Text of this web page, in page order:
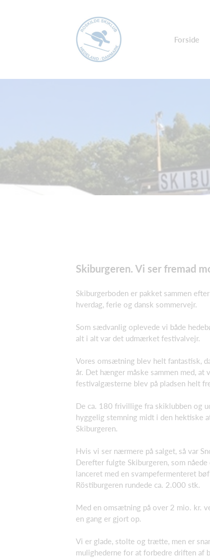
Forside
Skiburgeren. Vi ser fremad
Skiburgerboden er pakket sammen
hverdag, ferie og dansk sommervejr.
Som sædvanlig oplevede vi både
alt i alt var det udmærket festivalvejr.
Vores omsætning blev helt fantastisk,
år. Det hænger måske sammen med,
festivalgæsterne blev på pladsen helt
De ca. 180 frivillige fra skiklubben og
hyggelig stemning midt i den hektiske
Skiburgeren.
Hvis vi ser nærmere på salget, så var
Derefter fulgte Skiburgeren, som
lanceret med en svampefermenteret
Röstiburgeren rundede ca. 2.000 stk.
Med en omsætning på over 2 mio. kr.
en gang er gjort op.
Vi er glade, stolte og trætte, men er
mulighederne for at forbedre driften af